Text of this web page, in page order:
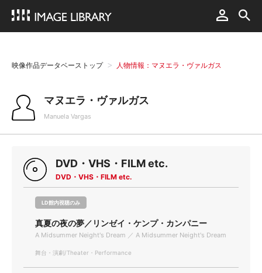
映像作品データベーストップ 人物情報：マヌエラ・ヴァルガス
マヌエラ・ヴァルガス
Manuela Vargas
DVD・VHS・FILM etc.
DVD・VHS・FILM etc.
LD館内視聴のみ
真夏の夜の夢／リンゼイ・ケンプ・カンパニー
A Midsummer Neight's Dream ／ A Midsummer Neight's Dream
舞台・演劇/Theater・Performance